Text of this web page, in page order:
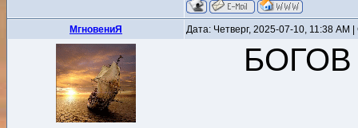
MгновениЯ Дата: Четверг, 2025-07-10, 11:38